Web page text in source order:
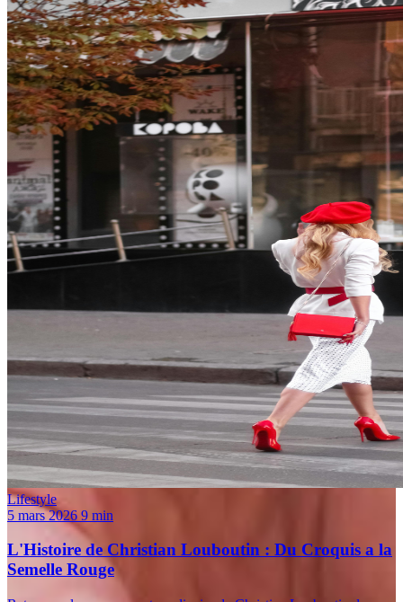
Lifestyle
5 mars 2026 9 min
L'Histoire de Christian Louboutin : Du Croquis a la
Semelle Rouge